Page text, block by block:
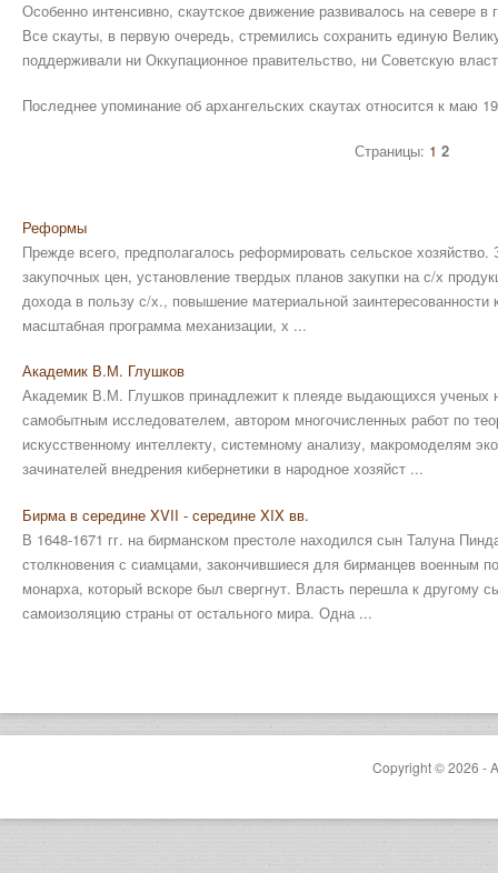
Особенно интенсивно, скаутское движение развивалось на севере в
Все скауты, в первую очередь, стремились сохранить единую
поддерживали ни Оккупационное правительство, ни Советскую
Последнее упоминание об архангельских скаутах относится к маю
Страницы: 1 2
Реформы
Прежде всего, предполагалось реформировать сельское
закупочных цен, установление твердых планов закупки на с/х
дохода в пользу с/х., повышение материальной
масштабная программа механизации, х ...
Академик В.М. Глушков
Академик В.М. Глушков принадлежит к плеяде выдающихся ученых
самобытным исследователем, автором многочисленных работ по
искусственному интеллекту, системному анализу, макромоделям
зачинателей внедрения кибернетики в народное хозяйст ...
Бирма в середине XVII - середине XIX вв.
В 1648-1671 гг. на бирманском престоле находился сын Талуна
столкновения с сиамцами, закончившиеся для бирманцев военным
монарха, который вскоре был свергнут. Власть перешла к другому
самоизоляцию страны от остального мира. Одна ...
Copyright © 2026 -